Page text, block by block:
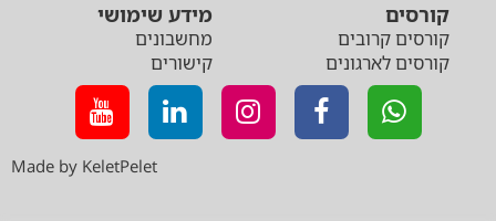
קורסים
קורסים קרובים
קורסים לארגונים
מידע שימושי
מחשבונים
קישורים
Made by KeletPelet